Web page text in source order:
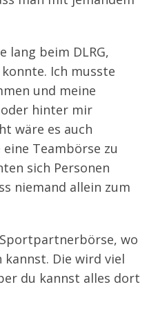
lang beim DLRG,
Ich musste
und meine
hinter mir
wäre es auch
Teambörse zu
sich Personen
niemand allein zum
wo
kannst. Die wird viel
du kannst alles dort